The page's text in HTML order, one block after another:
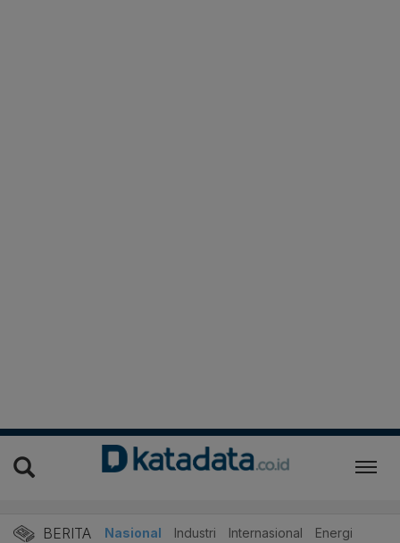
BERITA Nasional Industri Internasional Energi